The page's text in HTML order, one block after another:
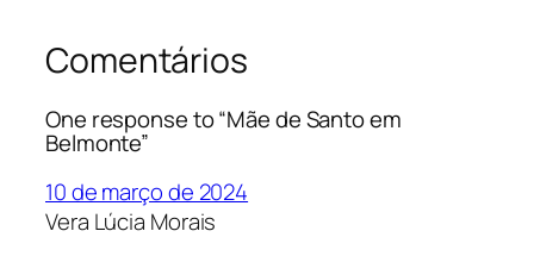
Comentários
One response to “Mãe de Santo em
Belmonte”
10 de março de 2024
Vera Lúcia Morais